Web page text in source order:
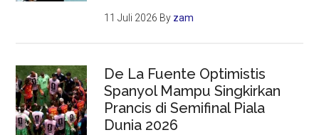
11 Juli 2026 By zam
De La Fuente Optimistis
Spanyol Mampu Singkirkan
Prancis di Semifinal Piala
Dunia 2026